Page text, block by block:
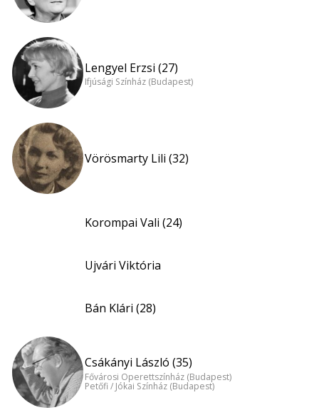
Lengyel Erzsi (27)
Ifjúsági Színház (Budapest)
Vörösmarty Lili (32)
Korompai Vali (24)
Ujvári Viktória
Bán Klári (28)
Csákányi László (35)
Fővárosi Operettszínház (Budapest)
Petőfi / Jókai Színház (Budapest)